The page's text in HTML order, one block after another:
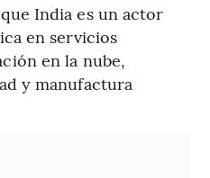
India es un actor
en servicios
en la nube,
y manufactura